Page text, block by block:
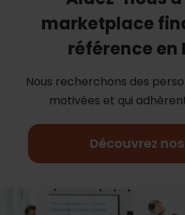
marketplace
référence en
Nous recherchons des
motivées et qui
Découvrez